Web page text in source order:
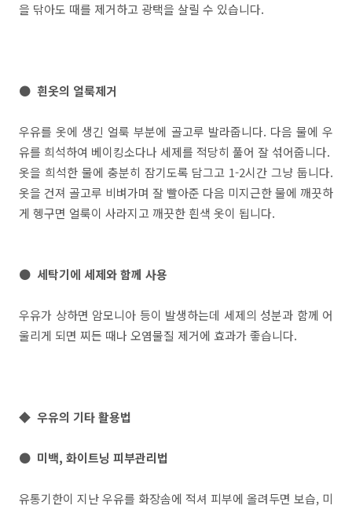
을 닦아도 때를 제거하고 광택을 살릴 수 있습니다.
● 흰옷의 얼룩제거
우유를 옷에 생긴 얼룩 부분에 골고루 발라줍니다. 다음 물에 우
유를 희석하여 베이킹소다나 세제를 적당히 풀어 잘 섞어줍니다.
옷을 희석한 물에 충분히 잠기도록 담그고 1-2시간 그냥 둡니다.
옷을 건져 골고루 비벼가며 잘 빨아준 다음 미지근한 물에 깨끗하
게 헹구면 얼룩이 사라지고 깨끗한 흰색 옷이 됩니다.
● 세탁기에 세제와 함께 사용
우유가 상하면 암모니아 등이 발생하는데 세제의 성분과 함께 어
울리게 되면 찌든 때나 오염물질 제거에 효과가 좋습니다.
◆ 우유의 기타 활용법
● 미백, 화이트닝 피부관리법
유통기한이 지난 우유를 화장솜에 적셔 피부에 올려두면 보습, 미